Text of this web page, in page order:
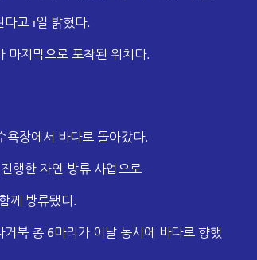
고 1일 밝혔다.
마지막으로 포착된 위치다.
욕장에서 바다로 돌아갔다.
행한 자연 방류 사업으로
께 방류됐다.
북 총 6마리가 이날 동시에 바다로 향했